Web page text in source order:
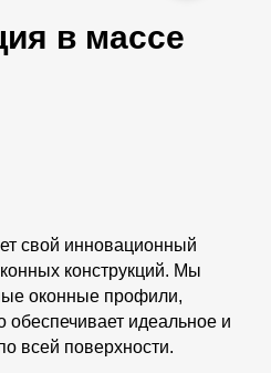
в массе
свой инновационный
конструкций. Мы
оконные профили,
идеальное и
всей поверхности.